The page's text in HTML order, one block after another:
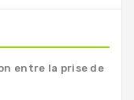
entre la prise de